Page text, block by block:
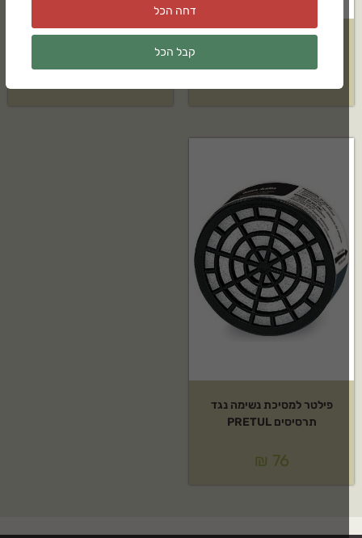
פילטר למסיכת נשימה נגד
תרסיסים PRETUL
₪76
דחה הכל
קבל הכל